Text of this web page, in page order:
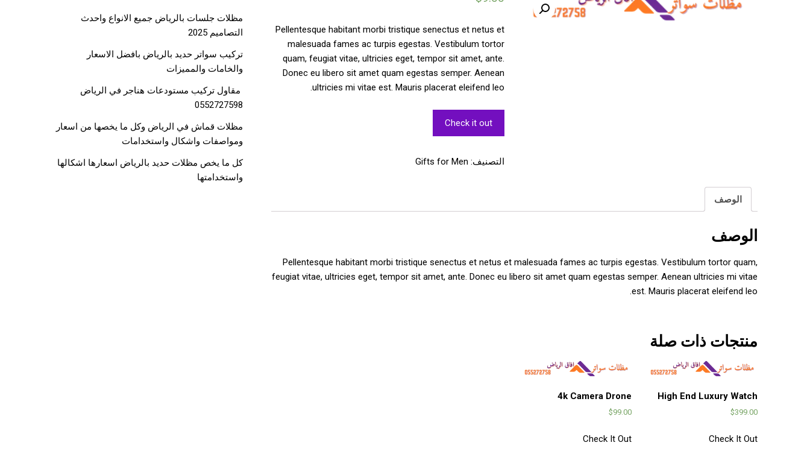
Pellentesque habitant morbi tristique senectus et netus et
malesuada fames ac turpis egestas. Vestibulum tortor
quam, feugiat vitae, ultricies eget, tempor sit amet, ante.
Donec eu libero sit amet quam egestas semper. Aenean
ultricies mi vitae est. Mauris placerat eleifend leo.
Check it out
التصنيف: Gifts for Men
الوصف
الوصف
Pellentesque habitant morbi tristique senectus et netus et malesuada fames ac turpis egestas. Vestibulum tortor quam,
feugiat vitae, ultricies eget, tempor sit amet, ante. Donec eu libero sit amet quam egestas semper. Aenean ultricies mi vitae
est. Mauris placerat eleifend leo.
منتجات ذات صلة
High End Luxury Watch
$399.00
Check It Out
4k Camera Drone
$99.00
Check It Out
مظلات جلسات بالرياض جميع الانواع واحدث
التصاميم 2025
تركيب سواتر حديد بالرياض بافضل الاسعار
والخامات والمميزات
مقاول تركيب مستودعات هناجر في الرياض
0552727598
مظلات قماش في الرياض وكل ما يخصها من اسعار
ومواصفات واشكال واستخدامات
كل ما يخص مظلات حديد بالرياض اسعارها اشكالها
واستخدامتها